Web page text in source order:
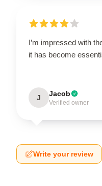
I’m impressed with
it has become
J Jacob
Verified owner
Write your review